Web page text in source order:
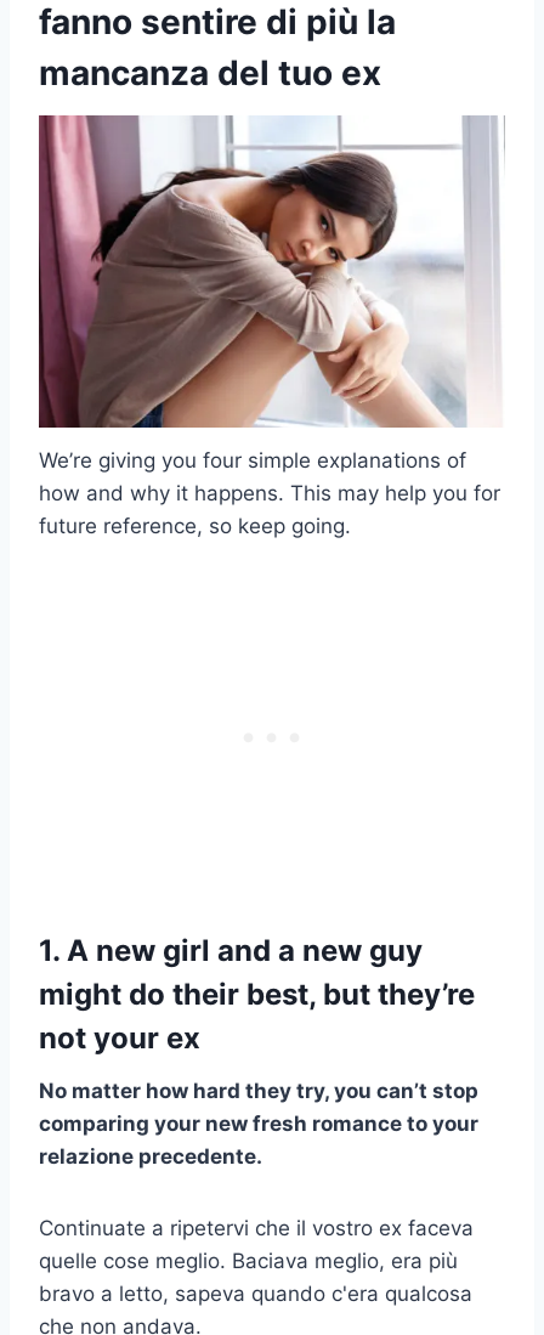
fanno sentire di più la
mancanza del tuo ex
We’re giving you four simple explanations of
how and why it happens. This may help you for
future reference, so keep going.
1. A new girl and a new guy
might do their best, but they’re
not your ex
No matter how hard they try, you can’t stop
comparing your new fresh romance to your
relazione precedente.
Continuate a ripetervi che il vostro ex faceva
quelle cose meglio. Baciava meglio, era più
bravo a letto, sapeva quando c'era qualcosa
che non andava.